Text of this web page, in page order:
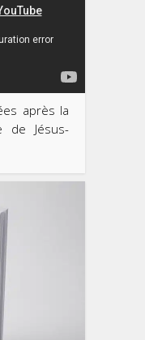
après la
de Jésus-